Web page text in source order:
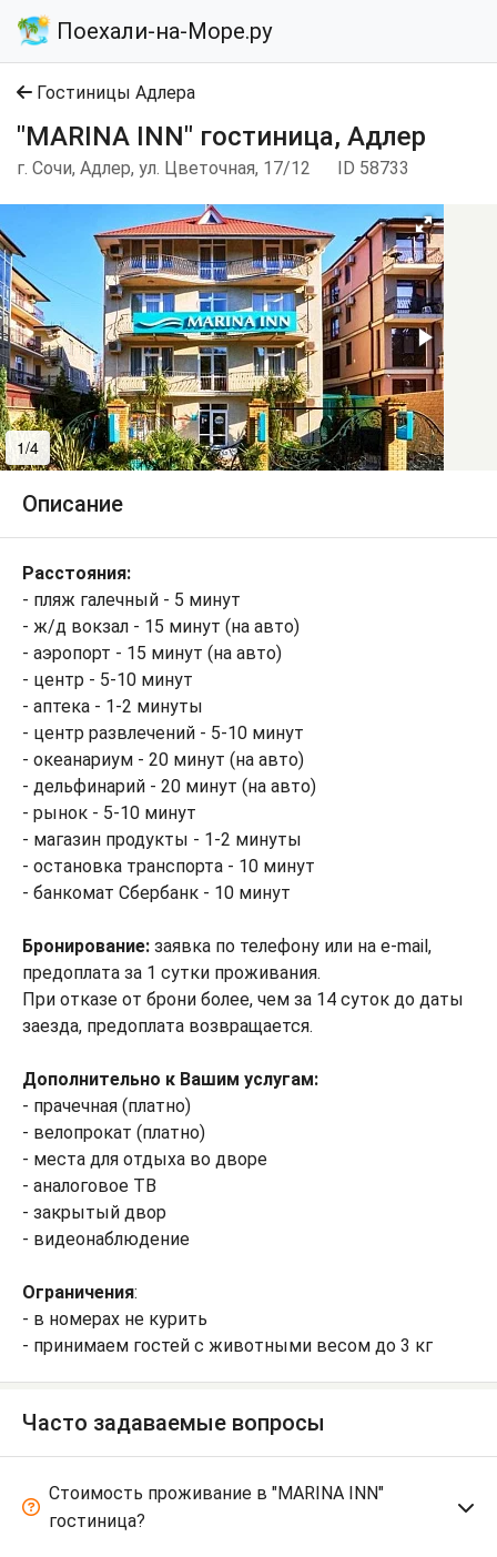
Поехали-на-Море.ру
Гостиницы Адлера
"MARINA INN" гостиница, Адлер
г. Сочи, Адлер, ул. Цветочная, 17/12 ID 58733
1/4
Описание
Расстояния:
- пляж галечный - 5 минут
- ж/д вокзал - 15 минут (на авто)
- аэропорт - 15 минут (на авто)
- центр - 5-10 минут
- аптека - 1-2 минуты
- центр развлечений - 5-10 минут
- океанариум - 20 минут (на авто)
- дельфинарий - 20 минут (на авто)
- рынок - 5-10 минут
- магазин продукты - 1-2 минуты
- остановка транспорта - 10 минут
- банкомат Сбербанк - 10 минут
Бронирование: заявка по телефону или на e-mail,
предоплата за 1 сутки проживания.
При отказе от брони более, чем за 14 суток до даты
заезда, предоплата возвращается.
Дополнительно к Вашим услугам:
- прачечная (платно)
- велопрокат (платно)
- места для отдыха во дворе
- аналоговое ТВ
- закрытый двор
- видеонаблюдение
Ограничения:
- в номерах не курить
- принимаем гостей с животными весом до 3 кг
Часто задаваемые вопросы
Стоимость проживание в "MARINA INN"
гостиница?